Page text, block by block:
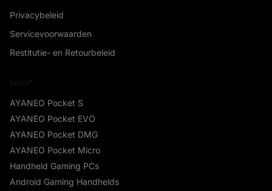
Privacybeleid
Servicevoorwaarden
Restitutie- en Retourbeleid
AYANEO Pocket S
AYANEO Pocket EVO
AYANEO Pocket DMG
AYANEO Pocket Micro
Handheld Gaming PCs
Android Gaming Handhelds